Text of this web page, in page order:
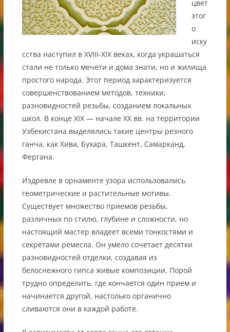
цвет
этог
о
иску
сства наступил в XVIII-XIX веках, когда украшаться
стали не только мечети и дома знати, но и жилища
простого народа. Этот период характеризуется
совершенствованием методов, техники,
разновидностей резьбы, созданием локальных
школ. В конце XIX — начале XX вв. на территории
Узбекистана выделялись такие центры резного
ганча, как Хива, Бухара, Ташкент, Самарканд,
Фергана.
Издревле в орнаменте узора использовались
геометрические и растительные мотивы.
Существует множество приемов резьбы,
различных по стилю, глубине и сложности, но
настоящий мастер владеет всеми тонкостями и
секретами ремесла. Он умело сочетает десятки
разновидностей отделки, создавая из
белоснежного гипса живые композиции. Порой
трудно определить, где кончается один прием и
начинается другой, настолько органично
сливаются они в каждой работе.